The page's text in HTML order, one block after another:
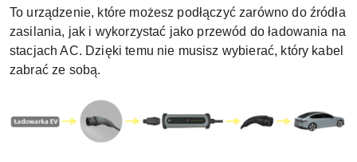
To urządzenie, które możesz podłączyć zarówno do źródła
zasilania, jak i wykorzystać jako przewód do ładowania na
stacjach AC. Dzięki temu nie musisz wybierać, który kabel
zabrać ze sobą.